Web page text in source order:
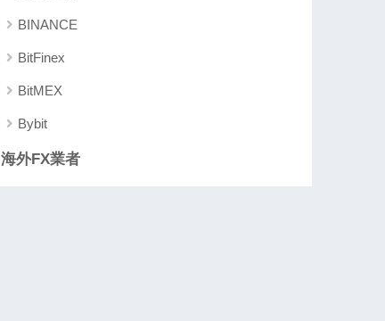
BINANCE
BitFinex
BitMEX
Bybit
海外FX業者